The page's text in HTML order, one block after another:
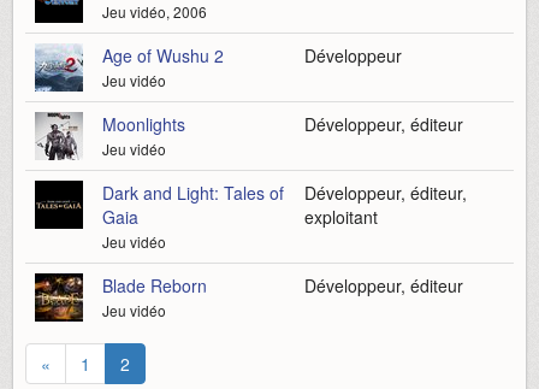
Jeu vidéo, 2006
Age of Wushu 2
Jeu vidéo
Développeur
Moonlights
Jeu vidéo
Développeur, éditeur
Dark and Light: Tales of
Gaia
Jeu vidéo
Développeur, éditeur,
exploitant
Blade Reborn
Jeu vidéo
Développeur, éditeur
« 1 2